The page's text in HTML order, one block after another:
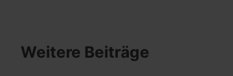
Weitere Beiträge